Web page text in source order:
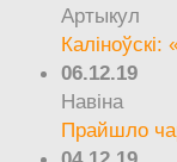
Артыкул
06.12.19
Навіна
Прайшло